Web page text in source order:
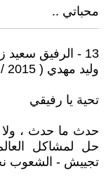
محباتي ..
13 - الرفيق سعيد زارا مع الود
وليد مهدي ( 2015 / 7 / 7 - 13:50 )
تحية يا رفيقي
حدث ما حدث ، ولا
حل لمشاكل
تجييش - الشعوب